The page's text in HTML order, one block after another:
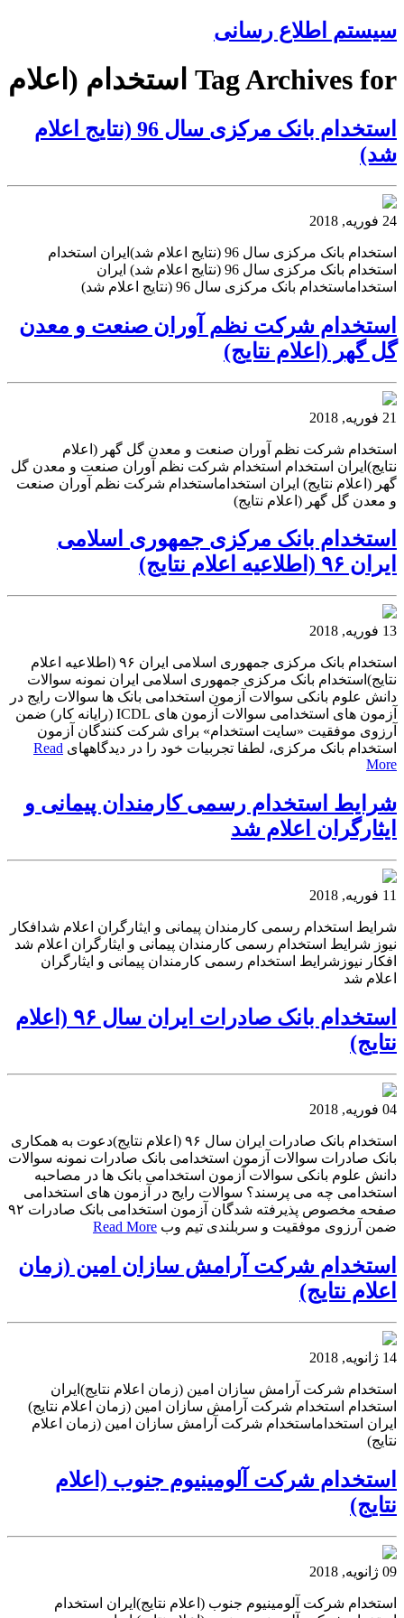
سیستم اطلاع رسانی
Tag Archives for استخدام (اعلام
استخدام بانک مرکزی سال 96 (نتایج اعلام
شد)
24 فوریه, 2018
استخدام بانک مرکزی سال 96 (نتایج اعلام شد)ایران استخدام
استخدام بانک مرکزی سال 96 (نتایج اعلام شد) ایران
استخداماستخدام بانک مرکزی سال 96 (نتایج اعلام شد)
استخدام شركت نظم آوران صنعت و معدن
گل گهر (اعلام نتایج)
21 فوریه, 2018
استخدام شركت نظم آوران صنعت و معدن گل گهر (اعلام
نتایج)ایران استخدام استخدام شركت نظم آوران صنعت و معدن گل
گهر (اعلام نتایج) ایران استخداماستخدام شركت نظم آوران صنعت
و معدن گل گهر (اعلام نتایج)
استخدام بانک مرکزی جمهوری اسلامی
ایران ۹۶ (اطلاعیه اعلام نتایج)
13 فوریه, 2018
استخدام بانک مرکزی جمهوری اسلامی ایران ۹۶ (اطلاعیه اعلام
نتایج)استخدام بانک مرکزی جمهوری اسلامی ایران نمونه سوالات
دانش علوم بانکی سوالات آزمون استخدامی بانک ها سوالات رایج در
آزمون های استخدامی سوالات آزمون های ICDL (رایانه کار) ضمن
آرزوی موفقیت «سایت استخدام» برای شرکت کنندگان آزمون
استخدام بانک مرکزی، لطفا تجربیات خود را در دیدگاههای Read
More
شرایط استخدام رسمی کارمندان پیمانی و
ایثارگران اعلام شد
11 فوریه, 2018
شرایط استخدام رسمی کارمندان پیمانی و ایثارگران اعلام شدافکار
نیوز شرایط استخدام رسمی کارمندان پیمانی و ایثارگران اعلام شد
افکار نیوزشرایط استخدام رسمی کارمندان پیمانی و ایثارگران
اعلام شد
استخدام بانک صادرات ایران سال ۹۶ (اعلام
نتایج)
04 فوریه, 2018
استخدام بانک صادرات ایران سال ۹۶ (اعلام نتایج)دعوت به همکاری
بانک صادرات سوالات آزمون استخدامی بانک صادرات نمونه سوالات
دانش علوم بانکی سوالات آزمون استخدامی بانک ها در مصاحبه
استخدامی چه می پرسند؟ سوالات رایج در آزمون های استخدامی
صفحه مخصوص پذیرفته شدگان آزمون استخدامی بانک صادرات ۹۲
ضمن آرزوی موفقیت و سربلندی تیم وب Read More
استخدام شركت آرامش سازان امین (زمان
اعلام نتایج)
14 ژانویه, 2018
استخدام شركت آرامش سازان امین (زمان اعلام نتایج)ایران
استخدام استخدام شركت آرامش سازان امین (زمان اعلام نتایج)
ایران استخداماستخدام شركت آرامش سازان امین (زمان اعلام
نتایج)
استخدام شرکت آلومینیوم جنوب (اعلام
نتایج)
09 ژانویه, 2018
استخدام شرکت آلومینیوم جنوب (اعلام نتایج)ایران استخدام